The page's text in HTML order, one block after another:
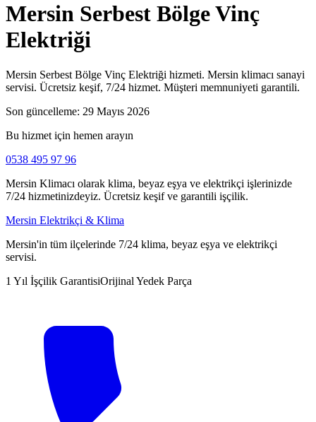
Mersin Serbest Bölge Vinç
Elektriği
Mersin Serbest Bölge Vinç Elektriği hizmeti. Mersin klimacı sanayi
servisi. Ücretsiz keşif, 7/24 hizmet. Müşteri memnuniyeti garantili.
Son güncelleme: 29 Mayıs 2026
Bu hizmet için hemen arayın
0538 495 97 96
Mersin Klimacı olarak klima, beyaz eşya ve elektrikçi işlerinizde
7/24 hizmetinizdeyiz. Ücretsiz keşif ve garantili işçilik.
Mersin Elektrikçi & Klima
Mersin'in tüm ilçelerinde 7/24 klima, beyaz eşya ve elektrikçi
servisi.
1 Yıl İşçilik GarantisiOrijinal Yedek Parça